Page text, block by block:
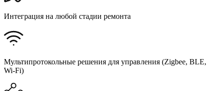
Интеграция на любой стадии ремонта
Мультипротокольные решения для управления (Zigbee, BLE,
Wi-Fi)